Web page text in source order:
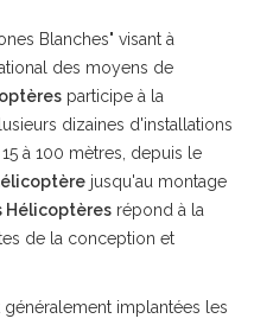
Blanches" visant à
des moyens de
participe à la
dizaines d'installations
à 100 mètres, depuis le
jusqu'au montage
Hélicoptères répond à la
de la conception et
implantées les